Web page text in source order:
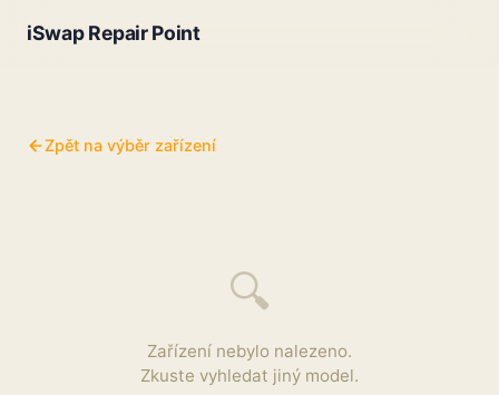
iSwap Repair Point
Zpět na výběr zařízení
🔍
Zařízení nebylo nalezeno.
Zkuste vyhledat jiný model.